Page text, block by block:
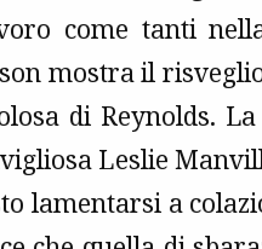
come tanti
mostra il
di Reynolds.
Leslie
lamentarsi a